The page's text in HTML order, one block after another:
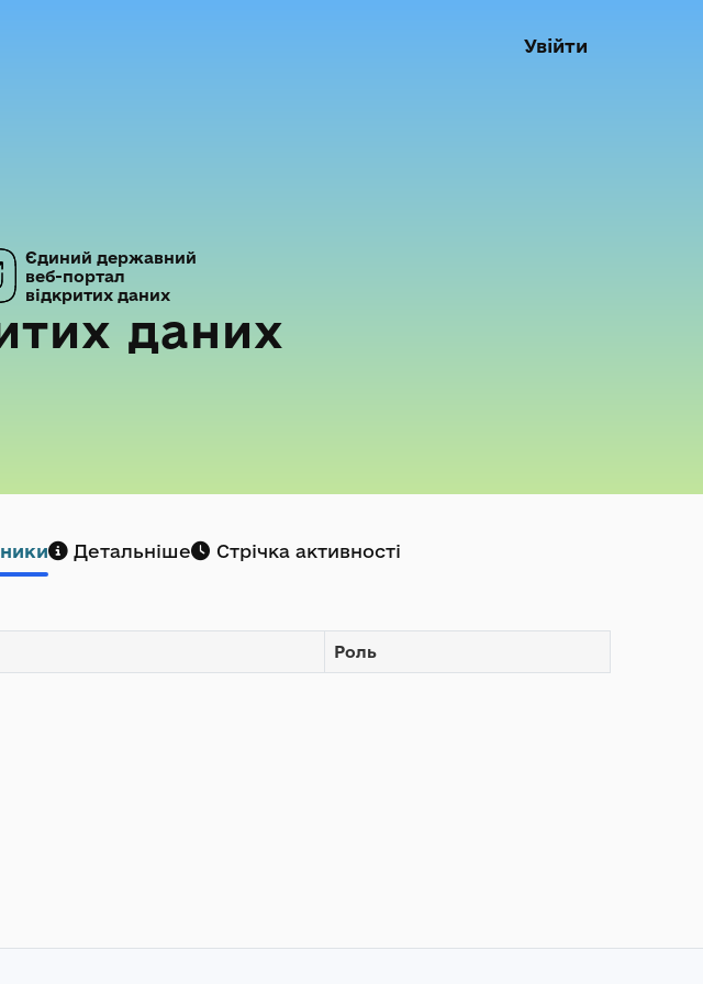
Увійти
Єдиний державний
веб-портал
відкритих даних
даних
Детальніше Стрічка активності
Роль